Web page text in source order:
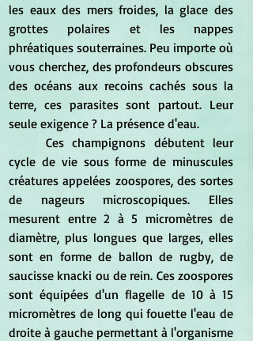
les eaux des mers froides, la glace des
grottes polaires et les nappes
phréatiques souterraines. Peu importe où
vous cherchez, des profondeurs obscures
des océans aux recoins cachés sous la
terre, ces parasites sont partout. Leur
seule exigence ? La présence d'eau.
cycle de vie sous forme de minuscules
créatures appelées zoospores, des sortes
de nageurs microscopiques. Elles
mesurent entre 2 à 5 micromètres de
diamètre, plus longues que larges, elles
sont en forme de ballon de rugby, de
saucisse knacki ou de rein. Ces zoospores
sont équipées d'un flagelle de 10 à 15
micromètres de long qui fouette l'eau de
droite à gauche permettant à l'organisme